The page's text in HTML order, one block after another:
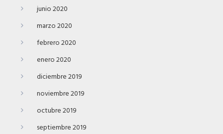
junio 2020
marzo 2020
febrero 2020
enero 2020
diciembre 2019
noviembre 2019
octubre 2019
septiembre 2019